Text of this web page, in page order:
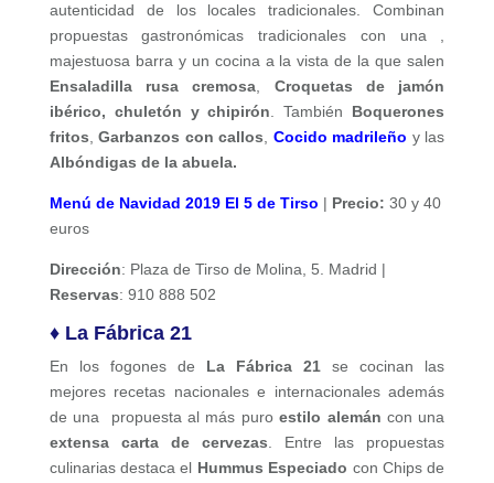
autenticidad de los locales tradicionales. Combinan
propuestas gastronómicas tradicionales con una ,
majestuosa barra y un cocina a la vista de la que salen
Ensaladilla rusa cremosa
Croquetas de jamón
ibérico, chuletón y chipirón . También Boquerones
fritos ,Garbanzos con callos Cocido madrileño y las
Albóndigas de la abuela.
Menú de Navidad 2019 El 5 de Tirso | Precio: 30 y 40
euros
Dirección: Plaza de Tirso de Molina, 5. Madrid |
Reservas: 910 888 502
♦ La Fábrica 21
En los fogones de La Fábrica 21 se cocinan las
mejores recetas nacionales e internacionales además
de una propuesta al más puroestilo alemán con una
extensa carta de cervezas . Entre las propuestas
culinarias destaca el Hummus Especiado con Chips de